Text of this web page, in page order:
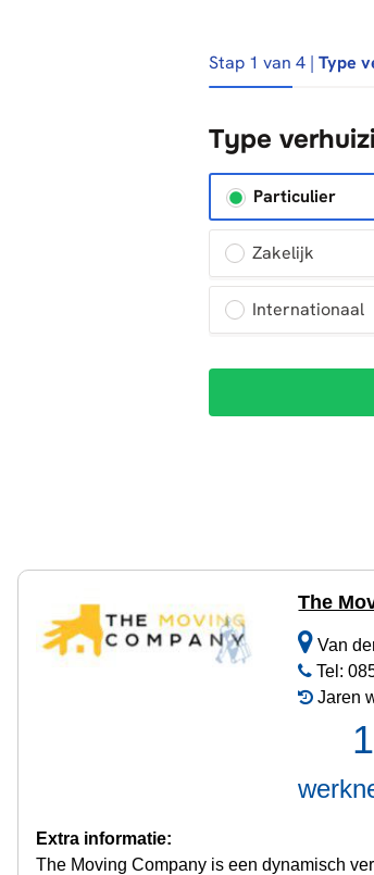
The
Van
Tel:
Jaren
1
Extra informatie:
The Moving Company is een dynamisch